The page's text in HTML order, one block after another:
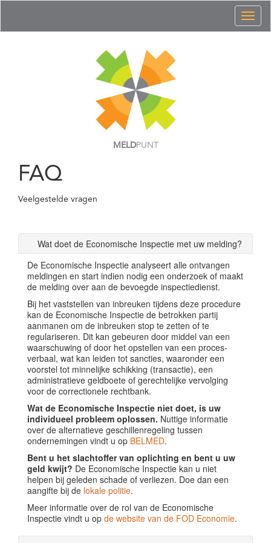
MELDPUNT
FAQ
Veelgestelde vragen
Wat doet de Economische Inspectie met uw melding?
De Economische Inspectie analyseert alle ontvangen
meldingen en start indien nodig een onderzoek of maakt
de melding over aan de bevoegde inspectiedienst.
Bij het vaststellen van inbreuken tijdens deze procedure
kan de Economische Inspectie de betrokken partij
aanmanen om de inbreuken stop te zetten of te
regulariseren. Dit kan gebeuren door middel van een
waarschuwing of door het opstellen van een proces-
verbaal, wat kan leiden tot sancties, waaronder een
voorstel tot minnelijke schikking (transactie), een
administratieve geldboete of gerechtelijke vervolging
voor de correctionele rechtbank.
Wat de Economische Inspectie niet doet, is uw
individueel probleem oplossen. Nuttige informatie
over de alternatieve geschillenregeling tussen
ondernemingen vindt u op BELMED.
Bent u het slachtoffer van oplichting en bent u uw
geld kwijt? De Economische Inspectie kan u niet
helpen bij geleden schade of verliezen. Doe dan een
aangifte bij de lokale politie.
Meer informatie over de rol van de Economische
Inspectie vindt u op de website van de FOD Economie.